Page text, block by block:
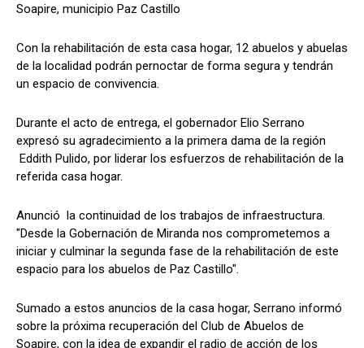
Soapire, municipio Paz Castillo
Con la rehabilitación de esta casa hogar, 12 abuelos y abuelas
de la localidad podrán pernoctar de forma segura y tendrán
un espacio de convivencia.
Durante el acto de entrega, el gobernador Elio Serrano
expresó su agradecimiento a la primera dama de la región
Eddith Pulido, por liderar los esfuerzos de rehabilitación de la
referida casa hogar.
Anunció la continuidad de los trabajos de infraestructura.
"Desde la Gobernación de Miranda nos comprometemos a
iniciar y culminar la segunda fase de la rehabilitación de este
espacio para los abuelos de Paz Castillo".
Sumado a estos anuncios de la casa hogar, Serrano informó
sobre la próxima recuperación del Club de Abuelos de
Soapire, con la idea de expandir el radio de acción de los